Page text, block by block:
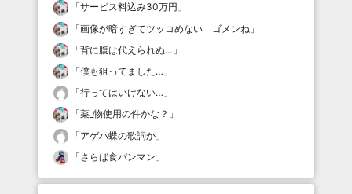
「サービス料込み30万円 」
「画像が暗すぎてツッコめない ゴメンね 」
「背に腹は代えられぬ… 」
「僕も狙ってました… 」
「行ってはいけない… 」
「薬_物使用の件かな？ 」
「アゲハ蝶の歌詞か 」
「さらば食パンマン 」